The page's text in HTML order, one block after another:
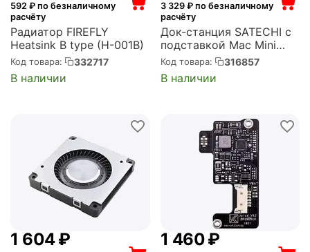
592 ₽ по безналичному
расчёту
Радиатор FIREFLY
Heatsink B type (H-001B)
Код товара: 332717
В наличии
3 329₽ по безналичному
расчёту
Док-станция SATECHI с
подставкой Mac Mini
Stand & Hub для Mac
Mini. Порты: 1x USB-C, 3
x USB, 3,5mm AUX, SD,
Код товара: 316857
В наличии
1 604₽ 1 460₽